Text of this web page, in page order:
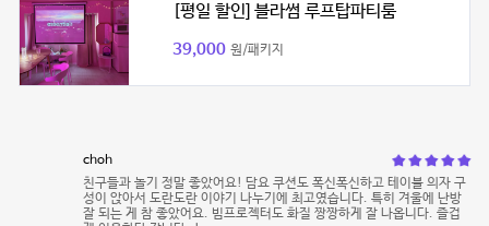
[평일 할인] 블라썸 루프탑파티룸
39,000 원/패키지
choh
친구들과 놀기 정말 좋았어요! 담요 쿠션도 폭신폭신하고 테이블 의자 구
성이 앉아서 도란도란 이야기 나누기에 최고였습니다. 특히 겨울에 난방
잘 되는 게 참 좋았어요. 빔프로젝터도 화질 짱짱하게 잘 나옵니다. 즐겁